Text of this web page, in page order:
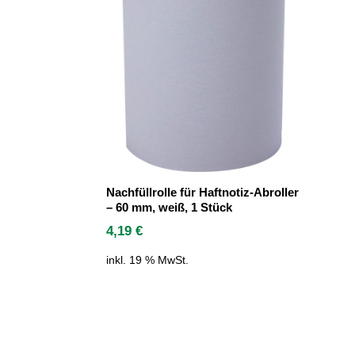
Nachfüllrolle für Haftnotiz-Abroller
– 60 mm, weiß, 1 Stück
4,19€
inkl. 19 % MwSt.